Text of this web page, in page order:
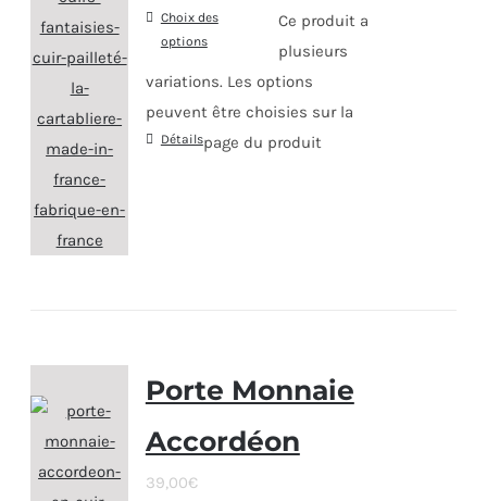
Choix des
options
Ce produit a
plusieurs
variations. Les options
peuvent être choisies sur la
page du produit
Détails
Porte Monnaie
Accordéon
39,00€